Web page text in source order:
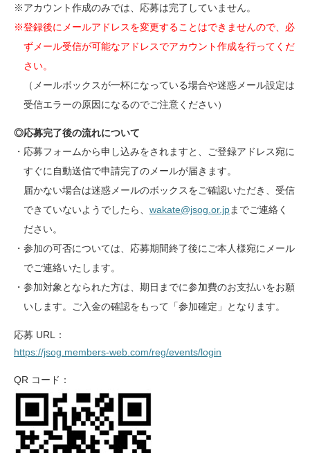
※アカウント作成のみでは、応募は完了していません。
※登録後にメールアドレスを変更することはできませんので、必
ずメール受信が可能なアドレスでアカウント作成を行ってくだ
さい。
（メールボックスが一杯になっている場合や迷惑メール設定は
受信エラーの原因になるのでご注意ください）
◎応募完了後の流れについて
・応募フォームから申し込みをされますと、ご登録アドレス宛に
すぐに自動送信で申請完了のメールが届きます。
届かない場合は迷惑メールのボックスをご確認いただき、受信
できていないようでしたら、 wakate@jsog.or.jpまでご連絡く
ださい。
・参加の可否については、応募期間終了後にご本人様宛にメール
でご連絡いたします。
・参加対象となられた方は、期日までに参加費のお支払いをお願
いします。ご入金の確認をもって「参加確定」となります。
応募 URL：
https://jsog.members-web.com/reg/events/login
QR コード：